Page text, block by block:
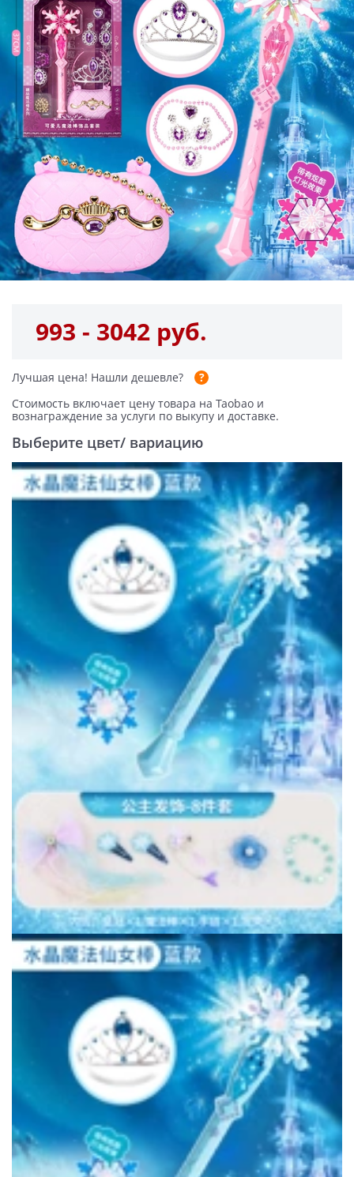
993 - 3042 руб.
Лучшая цена! Нашли дешевле?
Стоимость включает цену товара на Taobao и
вознаграждение за услуги по выкупу и доставке.
Выберите цвет/ вариацию